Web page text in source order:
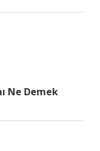
Ne Demek